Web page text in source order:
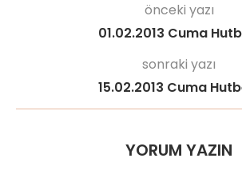
önceki yazı
01.02.2013 Cuma
sonraki yazı
15.02.2013 Cuma
YORUM YAZIN